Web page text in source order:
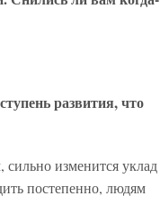
развития, что
сильно изменится уклад
постепенно, людям